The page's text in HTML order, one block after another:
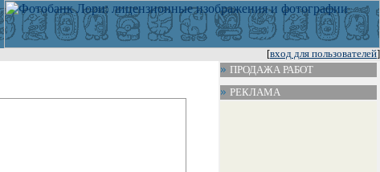
[вход для пользователей]
ПРОДАЖА РАБОТ
РЕКЛАМА